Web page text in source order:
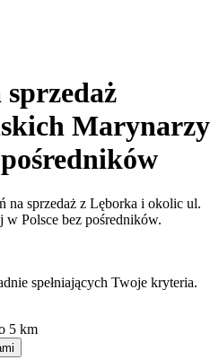
Marynarzy
na sprzedaż z Lęborka i okolic ul.
Polsce bez pośredników.
spełniających Twoje kryteria.
5 km